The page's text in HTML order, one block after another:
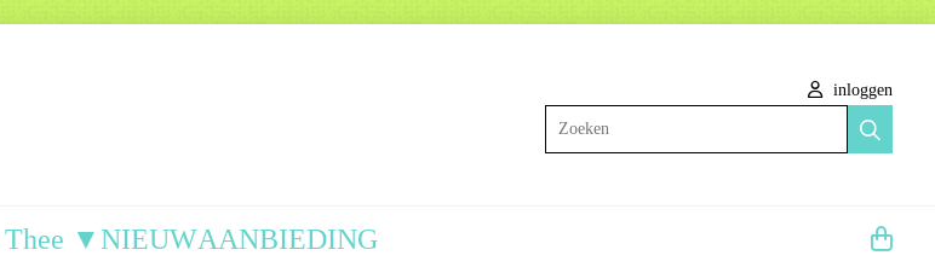
inloggen
Zoeken
Thee ▼NIEUWAANBIEDING